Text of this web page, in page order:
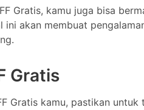
Gratis, kamu juga bisa
ini akan membuat
Gratis
Gratis kamu, pastikan